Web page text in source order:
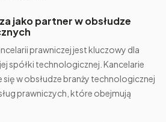
jako partner w obsłudze
prawniczej jest kluczowy dla
spółki technologicznej. Kancelarie
się w obsłudze branży technologicznej
prawniczych, które obejmują